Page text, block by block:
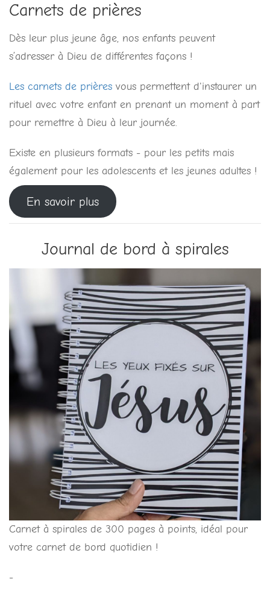
Carnets de prières
Dès leur plus jeune âge, nos enfants peuvent
s’adresser à Dieu de différentes façons !
Les carnets de prières vous permettent d'instaurer un
rituel avec votre enfant en prenant un moment à part
pour remettre à Dieu à leur journée.
Existe en plusieurs formats - pour les petits mais
également pour les adolescents et les jeunes adultes !
En savoir plus
Journal de bord à spirales
Carnet à spirales de 300 pages à points, idéal pour
votre carnet de bord quotidien !
-